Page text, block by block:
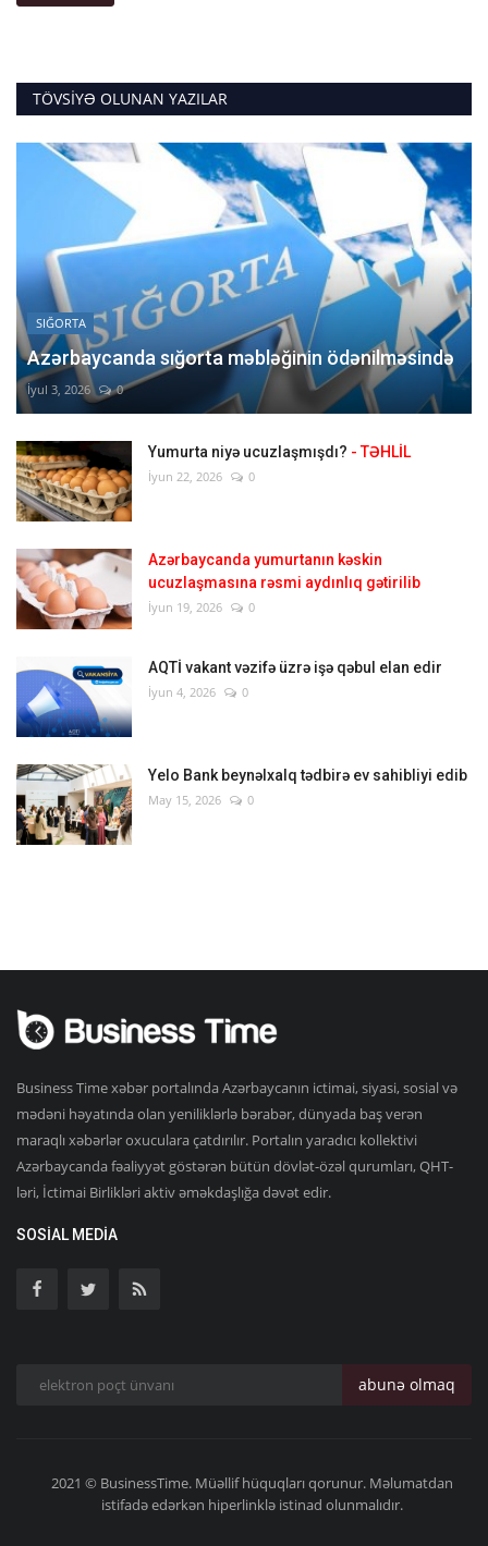
TÖVSIYƏ OLUNAN YAZILAR
SIĞORTA
Azərbaycanda sığorta məbləğinin ödənilməsində
İyul 3, 2026 0
Yumurta niyə ucuzlaşmışdı? - TƏHLİL
İyun 22, 2026 0
Azərbaycanda yumurtanın kəskin
ucuzlaşmasına rəsmi aydınlıq gətirilib
İyun 19, 2026 0
AQTİ vakant vəzifə üzrə işə qəbul elan edir
İyun 4, 2026 0
Yelo Bank beynəlxalq tədbirə ev sahibliyi edib
May 15, 2026 0
Business Time xəbər portalında Azərbaycanın ictimai, siyasi, sosial və
mədəni həyatında olan yeniliklərlə bərabər, dünyada baş verən
maraqlı xəbərlər oxuculara çatdırılır. Portalın yaradıcı kollektivi
Azərbaycanda fəaliyyət göstərən bütün dövlət-özəl qurumları, QHT-
ləri, İctimai Birlikləri aktiv əməkdaşlığa dəvət edir.
SOSIAL MEDIA
abunə olmaq
2021 © BusinessTime. Müəllif hüquqları qorunur. Məlumatdan
istifadə edərkən hiperlinklə istinad olunmalıdır.